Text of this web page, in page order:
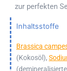
zur perfekten
Inhaltsstoffe
Brassica
(Kokosöl),